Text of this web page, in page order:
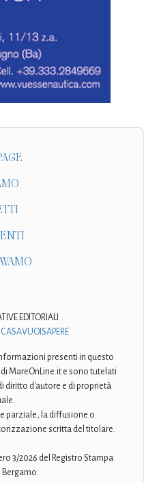
EDITORIALI
CASAVUOISAPERE
presenti in questo
MareOnLine.it e sono tutelati
diritto d'autore e di proprietà
parziale, la diffusione o
scritta del titolare.
3/2026 del Registro Stampa
Bergamo.